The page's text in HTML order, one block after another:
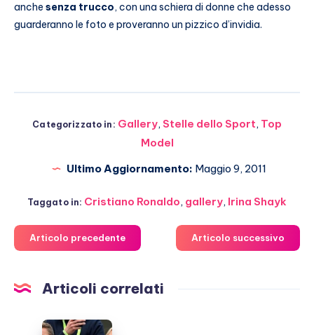
anche senza trucco, con una schiera di donne che adesso
guarderanno le foto e proveranno un pizzico d’invidia.
Categorizzato in: Gallery, Stelle dello Sport, Top
Model
Ultimo Aggiornamento: Maggio 9, 2011
Taggato in: Cristiano Ronaldo, gallery, Irina Shayk
Articolo precedente Articolo successivo
Articoli correlati
Totti